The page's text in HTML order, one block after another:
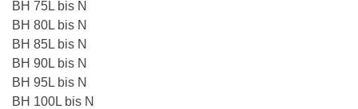
BH 75L bis N
BH 80L bis N
BH 85L bis N
BH 90L bis N
BH 95L bis N
BH 100L bis N